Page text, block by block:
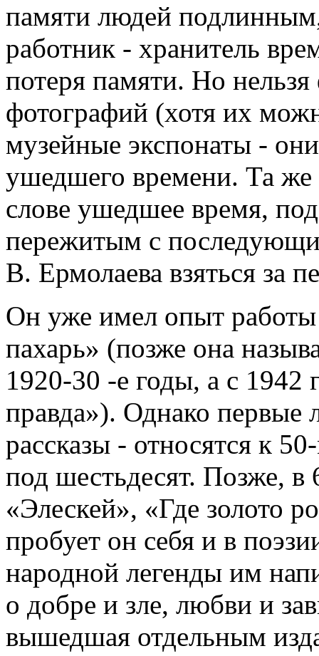
памяти людей
работник - хранитель
потеря памяти. Но
фотографий (хотя их
музейные экспонаты -
ушедшего времени. Та же
слове ушедшее время,
пережитым с
В. Ермолаева взяться за
Он уже имел опыт работы
пахарь» (позже она
1920-30 -е годы, а с 1942
правда»). Однако первые
рассказы - относятся к
под шестьдесят. Позже, в
«Элескей», «Где золото
пробует он себя и в
народной легенды им
о добре и зле, любви и
вышедшая отдельным